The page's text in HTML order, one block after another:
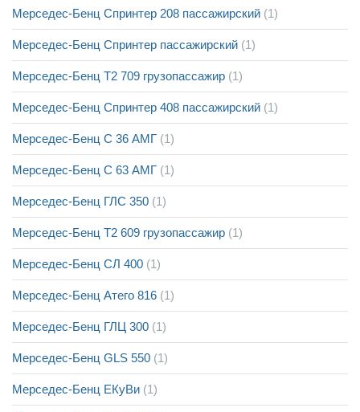
Мерседес-Бенц Спринтер 208 пассажирский (1)
Мерседес-Бенц Спринтер пассажирский (1)
Мерседес-Бенц Т2 709 грузопассажир (1)
Мерседес-Бенц Спринтер 408 пассажирский (1)
Мерседес-Бенц С 36 АМГ (1)
Мерседес-Бенц С 63 АМГ (1)
Мерседес-Бенц ГЛС 350 (1)
Мерседес-Бенц Т2 609 грузопассажир (1)
Мерседес-Бенц СЛ 400 (1)
Мерседес-Бенц Атего 816 (1)
Мерседес-Бенц ГЛЦ 300 (1)
Мерседес-Бенц GLS 550 (1)
Мерседес-Бенц ЕКуВи (1)